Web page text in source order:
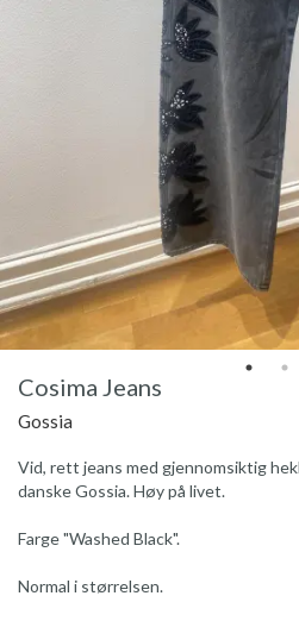
Cosima Jeans
Gossia
Vid, rett jeans med gjennomsiktig
danske Gossia. Høy på livet.
Farge "Washed Black".
Normal i størrelsen.